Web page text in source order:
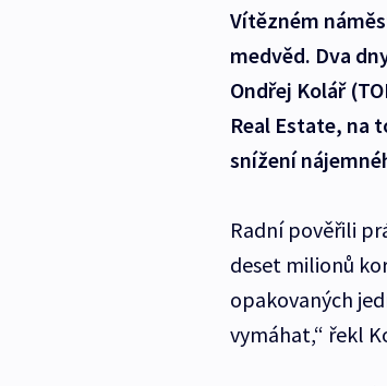
Vítězném
medvěd. Dva
Ondřej Kolář
Real Estate, na
snížení
Radní pověřili
deset milionů
opakovaných
vymáhat,“ řekl